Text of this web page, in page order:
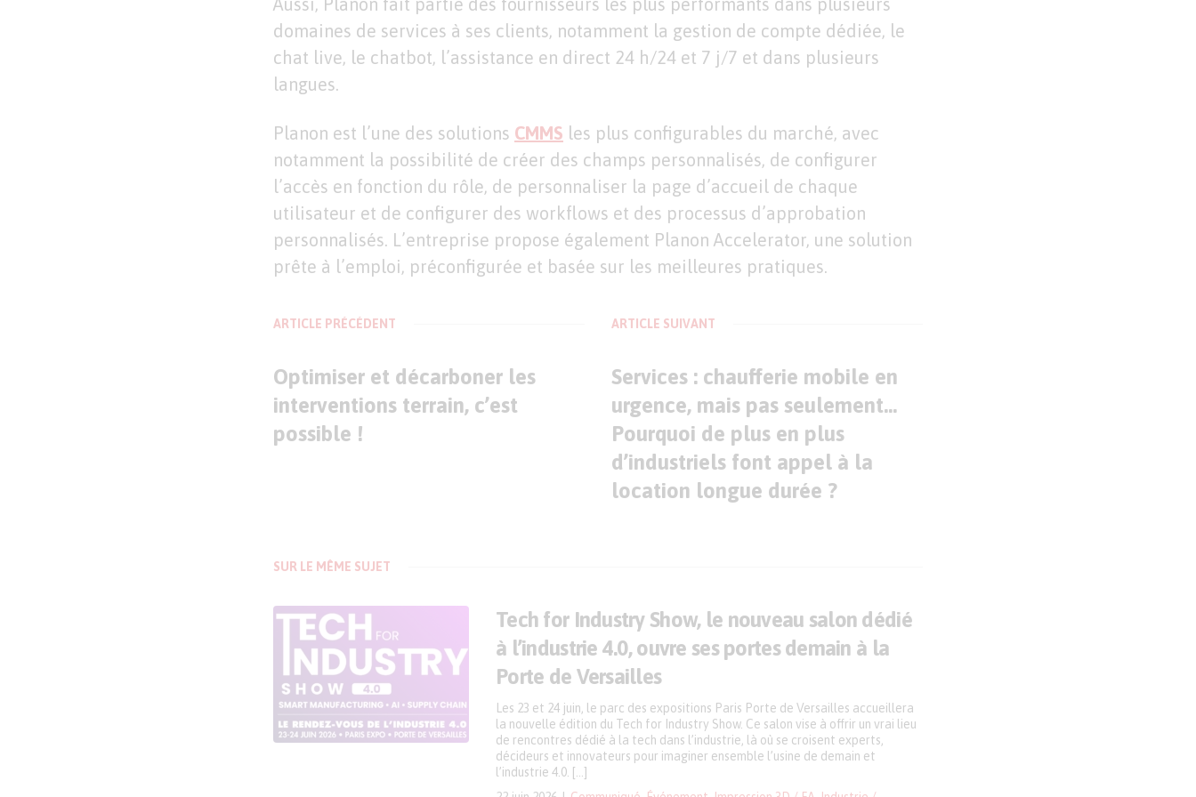
domaines de services à ses clients, notamment la gestion de compte dédiée, le
chat live, le chatbot, l’assistance en direct 24 h/24 et 7 j/7 et dans plusieurs
langues.
Planon est l’une des solutions CMMS les plus configurables du marché, avec
notamment la possibilité de créer des champs personnalisés, de configurer
l’accès en fonction du rôle, de personnaliser la page d’accueil de chaque
utilisateur et de configurer des workflows et des processus d’approbation
personnalisés. L’entreprise propose également Planon Accelerator, une solution
prête à l’emploi, préconfigurée et basée sur les meilleures pratiques.
ARTICLE PRÉCÉDENT
Optimiser et décarboner les
interventions terrain, c’est
possible !
ARTICLE SUIVANT
Services : chaufferie mobile en
urgence, mais pas seulement…
Pourquoi de plus en plus
d’industriels font appel à la
location longue durée ?
SUR LE MÊME SUJET
Tech for Industry Show, le nouveau salon dédié
à l’industrie 4.0, ouvre ses portes demain à la
Porte de Versailles
Les 23 et 24 juin, le parc des expositions Paris Porte de Versailles accueillera
la nouvelle édition du Tech for Industry Show. Ce salon vise à offrir un vrai lieu
de rencontres dédié à la tech dans l’industrie, là où se croisent experts,
décideurs et innovateurs pour imaginer ensemble l’usine de demain et
l’industrie 4.0. […]